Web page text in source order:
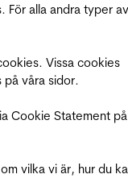
För alla andra typer av
Vissa cookies
på våra sidor.
Cookie Statement
vilka vi är, hur du